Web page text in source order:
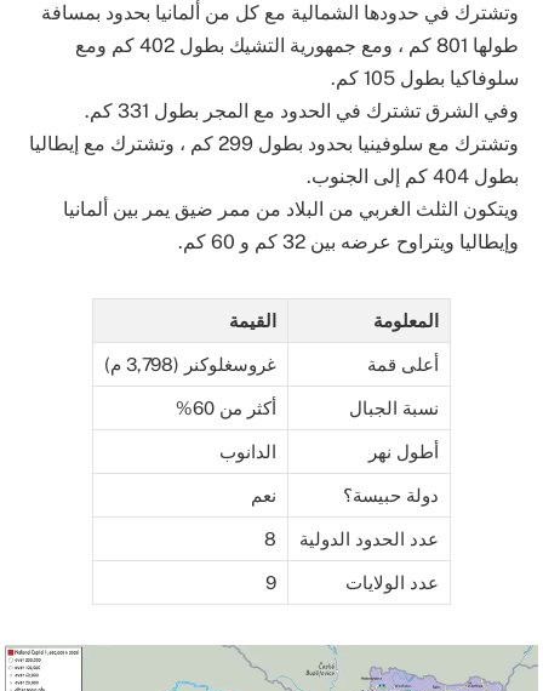
وتشترك في حدودها الشمالية مع كل من ألمانيا بحدود بمسافة
طولها 801 كم ، ومع جمهورية التشيك بطول 402 كم ومع
سلوفاكيا بطول 105 كم.
وفي الشرق تشترك في الحدود مع المجر بطول 331 كم.
وتشترك مع سلوفينيا بحدود بطول 299 كم ، وتشترك مع إيطاليا
بطول 404 كم إلى الجنوب.
ويتكون الثلث الغربي من البلاد من ممر ضيق يمر بين ألمانيا
وإيطاليا ويتراوح عرضه بين 32 كم و 60 كم.
المعلومة القيمة
أعلى قمة غروسغلوكنر (3,798 م)
نسبة الجبال أكثر من 60%
أطول نهر الدانوب
دولة حبيسة؟ نعم
عدد الحدود الدولية 8
عدد الولايات 9